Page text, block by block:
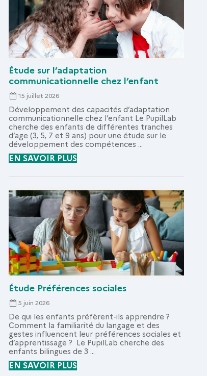
Étude sur l’adaptation
communicationnelle chez l’enfant
15 juillet 2026
Développement des capacités d’adaptation
communicationnelle chez l’enfant Le PupilLab
cherche des enfants de différentes tranches
d’age (3, 5, 7 et 9 ans) pour une étude sur le
développement des compétences ...
EN SAVOIR PLUS
Étude Préférences sociales
5 juin 2026
De qui les enfants préfèrent-ils apprendre ?
Comment la familiarité du langage et des
gestes influencent leur préférences sociales et
d’apprentissage ? Le PupilLab cherche des
enfants bilingues de 3 ...
EN SAVOIR PLUS